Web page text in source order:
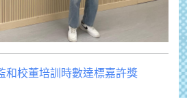
和校董培訓時數達標嘉許獎